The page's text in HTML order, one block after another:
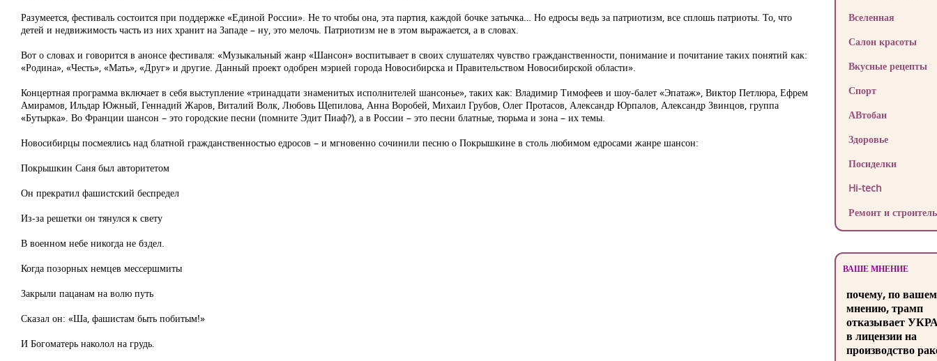
Разумеется, фестиваль состоится при поддержке «Единой России». Не то чтобы она, эта партия, каждой бочке затычка… Но едросы ведь за патриотизм, все сплошь патриоты. То, что
детей и недвижимость часть из них хранит на Западе – ну, это мелочь. Патриотизм не в этом выражается, а в словах.
Вот о словах и говорится в анонсе фестиваля: «Музыкальный жанр «Шансон» воспитывает в своих слушателях чувство гражданственности, понимание и почитание таких понятий как:
«Родина», «Честь», «Мать», «Друг» и другие. Данный проект одобрен мэрией города Новосибирска и Правительством Новосибирской области».
Концертная программа включает в себя выступление «тринадцати знаменитых исполнителей шансонье», таких как: Владимир Тимофеев и шоу-балет «Эпатаж», Виктор Петлюра, Ефрем
Амирамов, Ильдар Южный, Геннадий Жаров, Виталий Волк, Любовь Щепилова, Анна Воробей, Михаил Грубов, Олег Протасов, Александр Юрпалов, Александр Звинцов, группа
«Бутырка». Во Франции шансон – это городские песни (помните Эдит Пиаф?), а в России – это песни блатные, тюрьма и зона – их темы.
Новосибирцы посмеялись над блатной гражданственностью едросов – и мгновенно сочинили песню о Покрышкине в столь любимом едросами жанре шансон:
Покрышкин Саня был авторитетом
Он прекратил фашистский беспредел
Из-за решетки он тянулся к свету
В военном небе никогда не бздел.
Когда позорных немцев мессершмиты
Закрыли пацанам на волю путь
Сказал он: «Ша, фашистам быть побитым!»
И Богоматерь наколол на грудь.
Вселенная
Салон красоты
Вкусные рецепты
Спорт
АВтобан
Здоровье
Посиделки
Hi-tech
Ремонт и
ВАШЕ МНЕНИЕ
почему, по
мнению, трамп
отказывает
в лицензии на
производство